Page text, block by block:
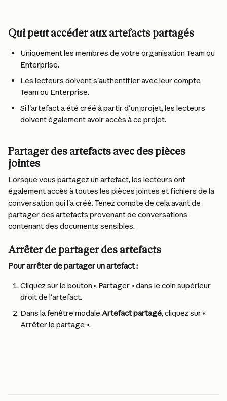
Qui peut accéder aux artefacts partagés
Uniquement les membres de votre organisation Team ou
Enterprise.
Les lecteurs doivent s'authentifier avec leur compte
Team ou Enterprise.
Si l'artefact a été créé à partir d'un projet, les lecteurs
doivent également avoir accès à ce projet.
Partager des artefacts avec des pièces
jointes
Lorsque vous partagez un artefact, les lecteurs ont
également accès à toutes les pièces jointes et fichiers de la
conversation qui l'a créé. Tenez compte de cela avant de
partager des artefacts provenant de conversations
contenant des documents sensibles.
Arrêter de partager des artefacts
Pour arrêter de partager un artefact :
Cliquez sur le bouton « Partager » dans le coin supérieur
droit de l'artefact.
Dans la fenêtre modale Artefact partagé, cliquez sur «
Arrêter le partage ».